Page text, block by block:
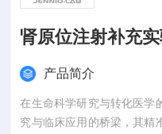
肾原位注射补充
产品简介
在生命科学研究与转化医学
究与临床应用的桥梁，其精